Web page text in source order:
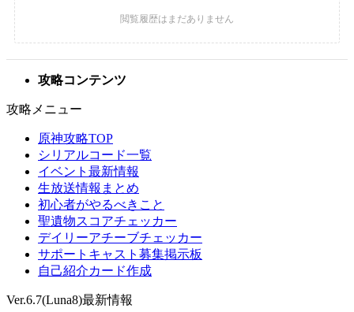
攻略コンテンツ
攻略メニュー
原神攻略TOP
シリアルコード一覧
イベント最新情報
生放送情報まとめ
初心者がやるべきこと
聖遺物スコアチェッカー
デイリーアチーブチェッカー
サポートキャスト募集掲示板
自己紹介カード作成
Ver.6.7(Luna8)最新情報